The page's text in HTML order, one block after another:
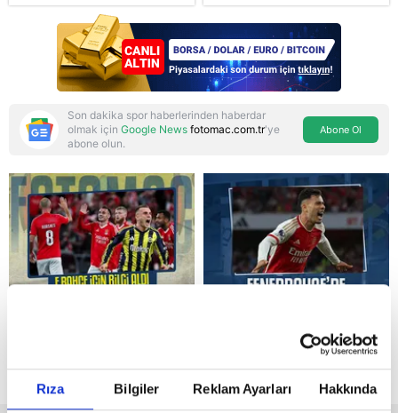
Rıza Bilgiler Reklam Ayarları Hakkında
Reddet
ve Pakistan'la üçlü ortak
savunma anlaşması:
"Islamic NATO"
manşetleri
Son dakika spor haberlerinden haberdar
olmak için Google News fotomac.com.tr'ye
abone olun.
Abone Ol